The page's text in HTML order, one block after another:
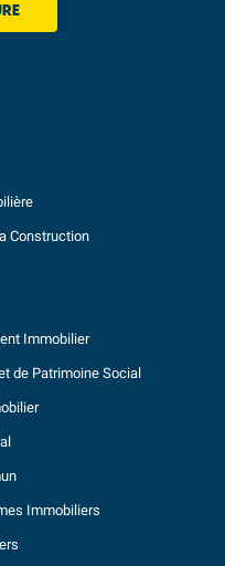
Construction
Immobilier
de Patrimoine Social
Immobiliers